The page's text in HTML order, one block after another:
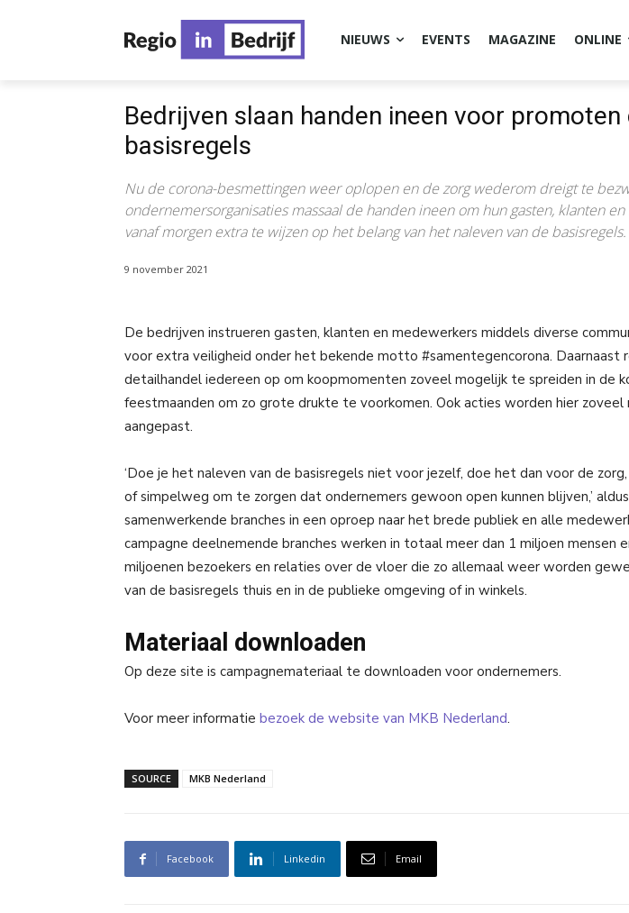
NIEUWS EVENTS MAGAZINE ONLINE
Bedrijven slaan handen ineen voor promoten
basisregels
Nu de corona-besmettingen weer oplopen en de zorg wederom dreigt te
ondernemersorganisaties massaal de handen ineen om hun gasten, klanten
vanaf morgen extra te wijzen op het belang van het naleven van de basisregels.
9 november 2021
De bedrijven instrueren gasten, klanten en medewerkers middels diverse
voor extra veiligheid onder het bekende motto #samentegencorona. Daarnaast
detailhandel iedereen op om koopmomenten zoveel mogelijk te spreiden in de
feestmaanden om zo grote drukte te voorkomen. Ook acties worden hier zoveel
aangepast.
‘Doe je het naleven van de basisregels niet voor jezelf, doe het dan voor de
of simpelweg om te zorgen dat ondernemers gewoon open kunnen blijven,’
samenwerkende branches in een oproep naar het brede publiek en alle
campagne deelnemende branches werken in totaal meer dan 1 miljoen mensen
miljoenen bezoekers en relaties over de vloer die zo allemaal weer worden
van de basisregels thuis en in de publieke omgeving of in winkels.
Materiaal downloaden
Op deze site is campagnemateriaal te downloaden voor ondernemers.
Voor meer informatie bezoek de website van MKB Nederland.
SOURCE MKB Nederland
Facebook Linkedin Email